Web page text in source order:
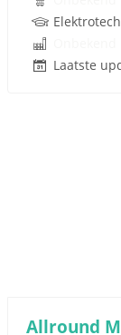
Laatste
Allround